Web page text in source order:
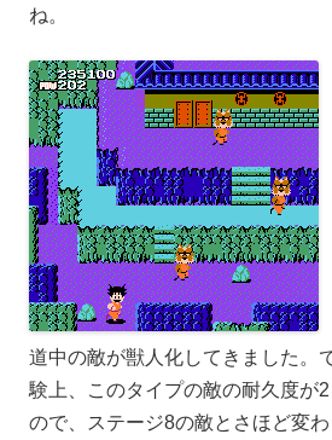
ね。
道中の敵が獣人化してきました。
験上、このタイプの敵の耐久度が
ので、ステージ8の敵とさほど変